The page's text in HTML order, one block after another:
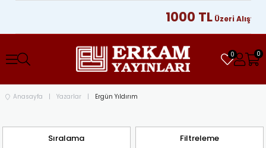
1000 TL Üzeri
0 0
Anasayfa Yazarlar Ergün Yıldırım
Filtreleme
Sıralama